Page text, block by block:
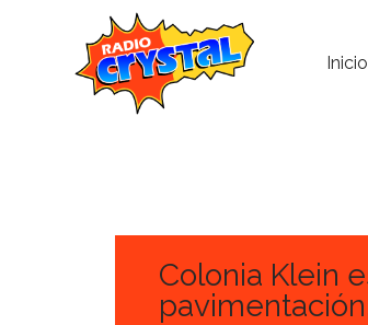
Colonia Klein